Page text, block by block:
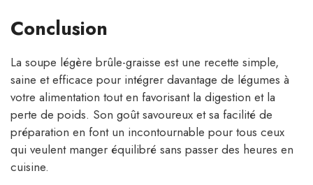
Conclusion
La soupe légère brûle-graisse est une recette simple,
saine et efficace pour intégrer davantage de légumes à
votre alimentation tout en favorisant la digestion et la
perte de poids. Son goût savoureux et sa facilité de
préparation en font un incontournable pour tous ceux
qui veulent manger équilibré sans passer des heures en
cuisine.